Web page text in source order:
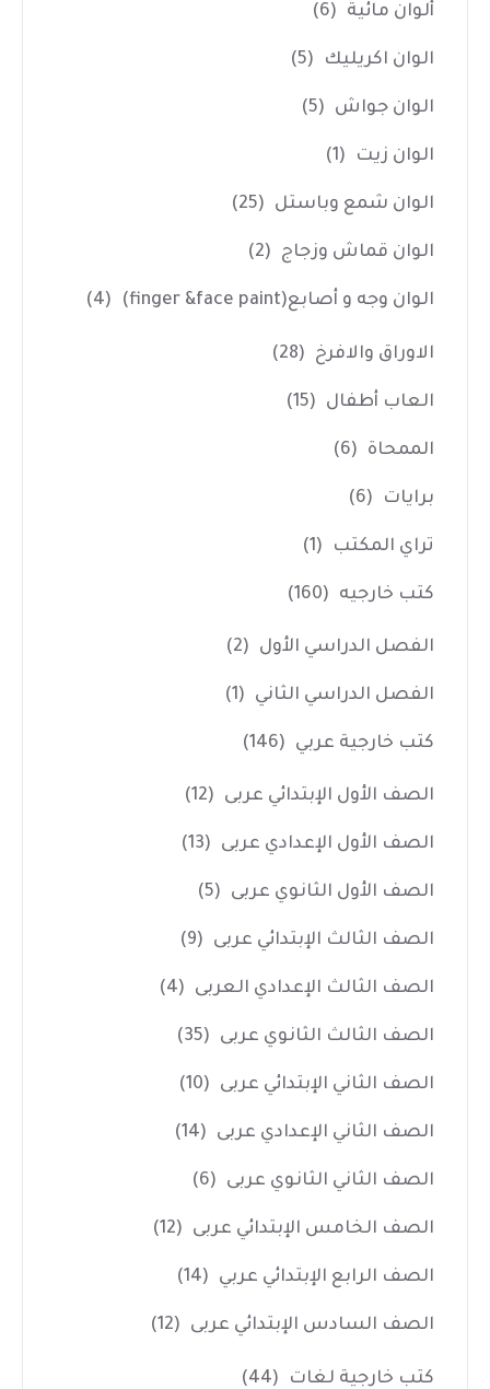
ألوان مائية (6)
الوان اكريليك (5)
الوان جواش (5)
الوان زيت (1)
الوان شمع وباستل (25)
الوان قماش وزجاج (2)
الوان وجه و أصابع(finger &face paint) (4)
الاوراق والافرخ (28)
العاب أطفال (15)
الممحاة (6)
برايات (6)
تراي المكتب (1)
كتب خارجيه (160)
الفصل الدراسي الأول (2)
الفصل الدراسي الثاني (1)
كتب خارجية عربي (146)
الصف الأول الإبتدائي عربى (12)
الصف الأول الإعدادي عربى (13)
الصف الأول الثانوي عربى (5)
الصف الثالث الإبتدائي عربى (9)
الصف الثالث الإعدادي العربى (4)
الصف الثالث الثانوي عربى (35)
الصف الثاني الإبتدائي عربى (10)
الصف الثاني الإعدادي عربى (14)
الصف الثاني الثانوي عربى (6)
الصف الخامس الإبتدائي عربى (12)
الصف الرابع الإبتدائي عربي (14)
الصف السادس الإبتدائي عربى (12)
كتب خارجية لغات (44)